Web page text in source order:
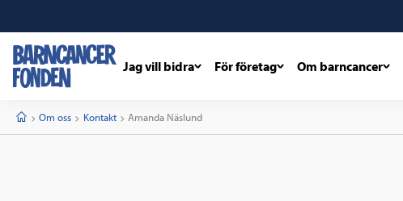
Jag vill bidra För företag Om barncancer
StartOm oss Kontakt Current:
Amanda Näslund